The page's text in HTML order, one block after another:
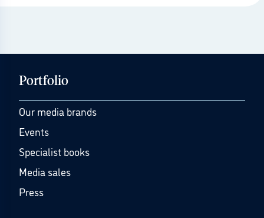
Portfolio
Our media brands
Events
Specialist books
Media sales
Press